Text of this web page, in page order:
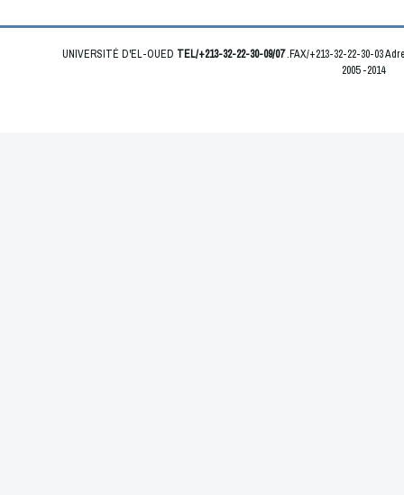
UNIVERSITÉ D'EL-OUED TEL/+213-32-22-30-09/07.FAX/+213-32-22-30-03
2005 -2014